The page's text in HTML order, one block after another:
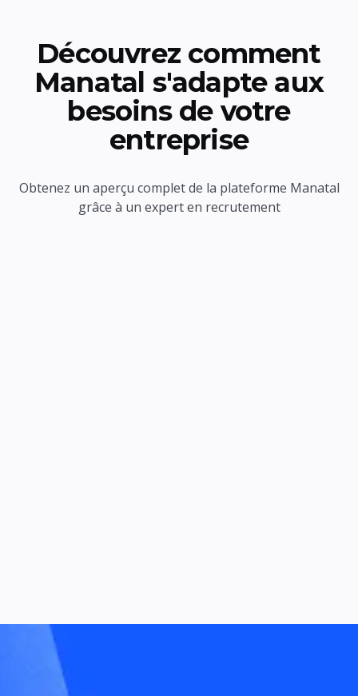
Découvrez comment
Manatal s'adapte aux
besoins de votre
entreprise
Obtenez un aperçu complet de la plateforme Manatal
grâce à un expert en recrutement